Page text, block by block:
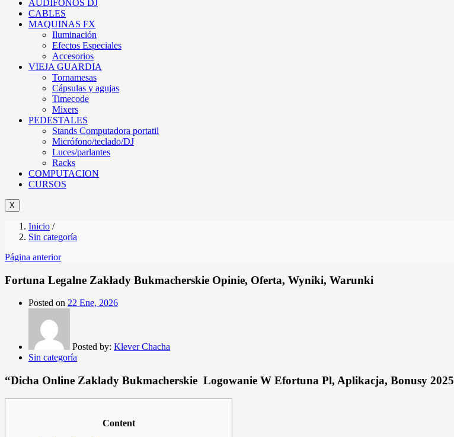
AUDIFONOS DJ
CABLES
MAQUINAS FX
Iluminación
Efectos Especiales
Accesorios
VIEJA GUARDIA
Tornamesas
Cápsulas y agujas
Timecode
Mixers
PEDESTALES
Stands Computadora portatil
Micrófono/teclado/DJ
Luces/parlantes
Racks
COMPUTACION
CURSOS
X
Inicio /
Sin categoría
Página anterior
Fortuna Legalne Zakłady Bukmacherskie Opinie, Oferta, Wyniki, Warunki
Posted on 22 Ene, 2026
Posted by: Klever Chacha
Sin categoría
“Dicha Online Zaklady Bukmacherskie ️ Logowanie W Efortuna Pl, Aplikacja, Bonusy 2025
Content